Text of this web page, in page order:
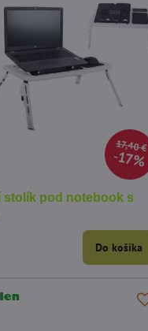
17,40 €
17%
stolík pod notebook s
Do košíka